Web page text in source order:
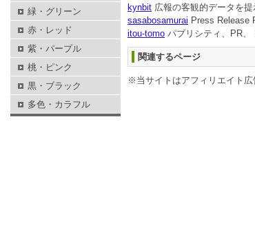
kynbit 広報の客観的データを提
sasabosamurai Press Release
itou-tomo パブリシティ、PR、
関連するページ
※当サイトはアフィリエイト広
緑・グリーン
赤・レッド
紫・パープル
桃・ピンク
黒・ブラック
多色・カラフル